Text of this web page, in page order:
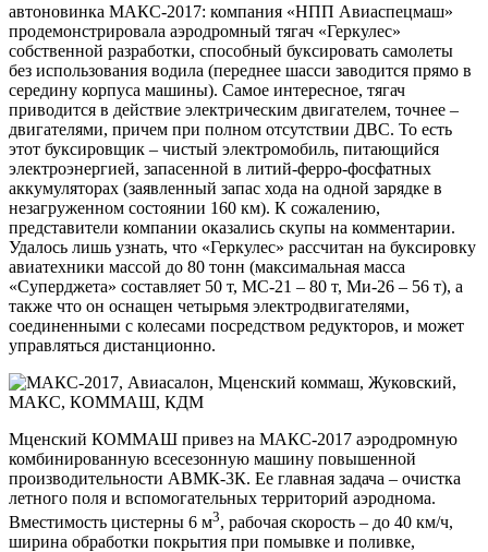
автоновинка МАКС-2017: компания «НПП Авиаспецмаш»
продемонстрировала аэродромный тягач «Геркулес»
собственной разработки, способный буксировать самолеты
без использования водила (переднее шасси заводится прямо в
середину корпуса машины). Самое интересное, тягач
приводится в действие электрическим двигателем, точнее –
двигателями, причем при полном отсутствии ДВС. То есть
этот буксировщик – чистый электромобиль, питающийся
электроэнергией, запасенной в литий-ферро-фосфатных
аккумуляторах (заявленный запас хода на одной зарядке в
незагруженном состоянии 160 км). К сожалению,
представители компании оказались скупы на комментарии.
Удалось лишь узнать, что «Геркулес» рассчитан на буксировку
авиатехники массой до 80 тонн (максимальная масса
«Суперджета» составляет 50 т, МС-21 – 80 т, Ми-26 – 56 т), а
также что он оснащен четырьмя электродвигателями,
соединенными с колесами посредством редукторов, и может
управляться дистанционно.
Мценский КОММАШ привез на МАКС-2017 аэродромную
комбинированную всесезонную машину повышенной
производительности АВМК-3К. Ее главная задача – очистка
летного поля и вспомогательных территорий аэроднома.
Вместимость цистерны 6 м3, рабочая скорость – до 40 км/ч,
ширина обработки покрытия при помывке и поливке,